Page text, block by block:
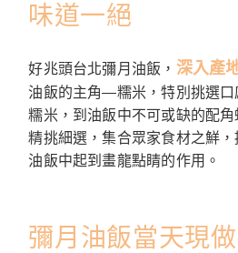
味道一絕
好兆頭台北彌月油飯， 深入產
油飯的主角—糯米，特別挑選口
糯米，到油飯中不可或缺的配
精挑細選，集合眾家食材之鮮，
油飯中起到畫龍點睛的作用。
彌月油飯當天現